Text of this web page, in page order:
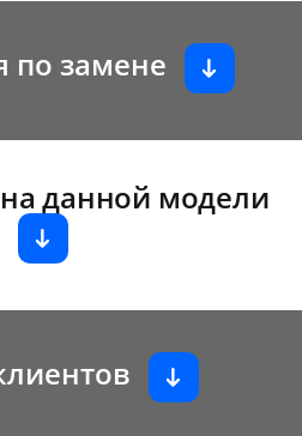
по замене
данной модели